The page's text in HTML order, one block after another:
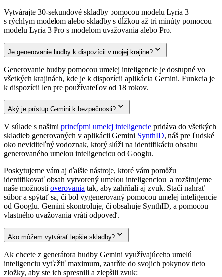
Vytvárajte 30-sekundové skladby pomocou modelu Lyria 3
s rýchlym modelom alebo skladby s dĺžkou až tri minúty pomocou
modelu Lyria 3 Pro s modelom uvažovania alebo Pro.
Je generovanie hudby k dispozícii v mojej krajine?
Generovanie hudby pomocou umelej inteligencie je dostupné vo
všetkých krajinách, kde je k dispozícii aplikácia Gemini. Funkcia je
k dispozícii len pre používateľov od 18 rokov.
Aký je prístup Gemini k bezpečnosti?
V súlade s našimi princípmi umelej inteligencie pridáva do všetkých
skladieb generovaných v aplikácii Gemini SynthID, náš pre ľudské
oko neviditeľný vodoznak, ktorý slúži na identifikáciu obsahu
generovaného umelou inteligenciou od Googlu.
Poskytujeme vám aj ďalšie nástroje, ktoré vám pomôžu
identifikovať obsah vytvorený umelou inteligenciou, a rozširujeme
naše možnosti overovania tak, aby zahŕňali aj zvuk. Stačí nahrať
súbor a spýtať sa, či bol vygenerovaný pomocou umelej inteligencie
od Googlu. Gemini skontroluje, či obsahuje SynthID, a pomocou
vlastného uvažovania vráti odpoveď.
Ako môžem vytvárať lepšie skladby?
Ak chcete z generátora hudby Gemini využívajúceho umelú
inteligenciu vyťažiť maximum, zahrňte do svojich pokynov tieto
zložky, aby ste ich spresnili a zlepšili zvuk: